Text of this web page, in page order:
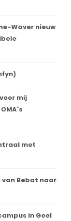
Waver nieuw
mij
met
Bebat naar
in Geel